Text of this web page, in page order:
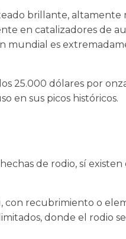
brillante, altamente
en catalizadores de
mundial es
25.000 dólares por
en sus picos históricos.
de rodio, sí existen
con recubrimiento o
donde el rodio